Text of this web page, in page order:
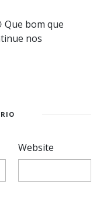
Que bom que
nos
Website